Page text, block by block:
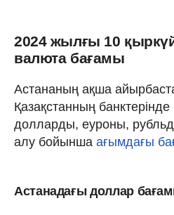
2024 жылғы 10
валюта бағамы
Астананың ақша
Қазақстанның
долларды, еуроны,
алу бойынша ағымдағы
Астанадағы доллар